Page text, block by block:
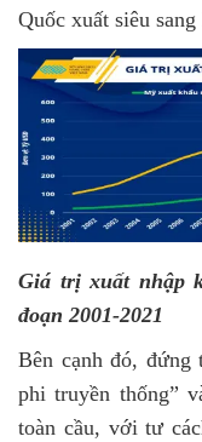
Quốc xuất siêu
Giá trị xuất nhập
đoạn 2001-2021
Bên cạnh đó, đứng
phi truyền thống”
toàn cầu, với tư